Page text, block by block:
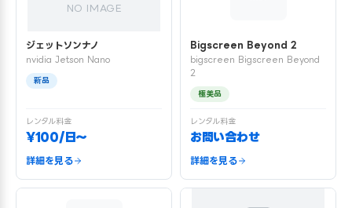
NO IMAGE
ジェットソンナノ
nvidia Jetson Nano
新品
レンタル料金
¥100/日〜
詳細を見る
Bigscreen Beyond 2
bigscreen Bigscreen Beyond
2
極美品
レンタル料金
お問い合わせ
詳細を見る